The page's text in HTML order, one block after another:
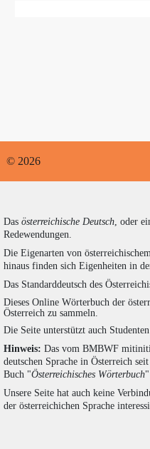
© 2026
Das österreichische Deutsch , oder
Redewendungen.
Die Eigenarten von
hinaus finden sich Eigenheiten in
Das Standarddeutsch des
Dieses Online Wörterbuch der
Österreich zu sammeln.
Die Seite unterstützt auch
Hinweis: Das vom BMBWF
deutschen Sprache in Österreich
Buch "Österreichisches Wörterbuch
Unsere Seite hat auch keine
der österreichichen Sprache